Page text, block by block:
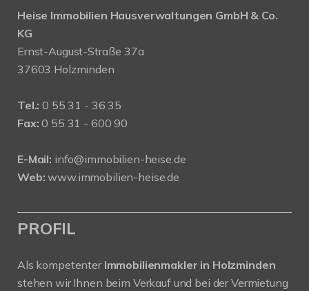
Heise Immobilien Hausverwaltungen GmbH & Co.
KG
Ernst-August-Straße 37a
37603 Holzminden
Tel.: 0 55 31 - 36 35
Fax: 0 55 31 - 600 90
E-Mail: info@immobilien-heise.de
Web: www.immobilien-heise.de
PROFIL
Als kompetenter Immobilienmakler in Holzminden
stehen wir Ihnen beim Verkauf und bei der Vermietung